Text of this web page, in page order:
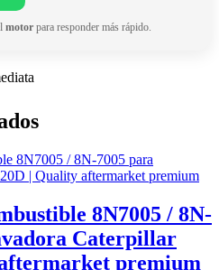
motor para responder más rápido.
8N7005 / 8N-
Caterpillar
premium